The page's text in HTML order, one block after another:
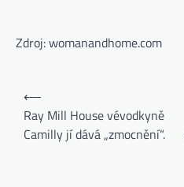
Zdroj: womanandhome.com
⟵
Ray Mill House vévodkyně
Camilly jí dává „zmocnění“.